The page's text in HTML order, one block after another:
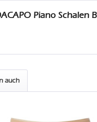
Piano Schalen
auch